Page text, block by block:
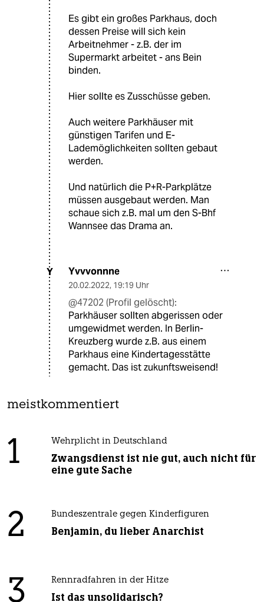
Es gibt ein großes Parkhaus, doch
dessen Preise will sich kein
Arbeitnehmer - z.B. der im
Supermarkt arbeitet - ans Bein
binden.
Hier sollte es Zusschüsse geben.
Auch weitere Parkhäuser mit
günstigen Tarifen und E-
Lademöglichkeiten sollten gebaut
werden.
Und natürlich die P+R-Parkplätze
müssen ausgebaut werden. Man
schaue sich z.B. mal um den S-Bhf
Wannsee das Drama an.
Y Yvvvonnne
20.02.2022, 19:19 Uhr
@47202 (Profil gelöscht):
Parkhäuser sollten abgerissen oder
umgewidmet werden. In Berlin-
Kreuzberg wurde z.B. aus einem
Parkhaus eine Kindertagesstätte
gemacht. Das ist zukunftsweisend!
meistkommentiert
1 Wehrplicht in Deutschland
Zwangsdienst ist nie gut, auch nicht für
eine gute Sache
2 Bundeszentrale gegen Kinderfiguren
Benjamin, du lieber Anarchist
3 Rennradfahren in der Hitze
Ist das unsolidarisch?